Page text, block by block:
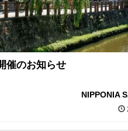
催のお知らせ
NIPPONIA